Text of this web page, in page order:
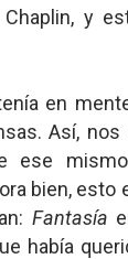
y
en
Así,
ese
bien, esto
Fantasía
había